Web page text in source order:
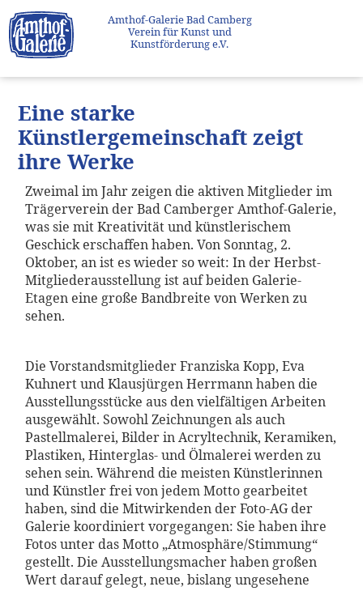
Amthof-Galerie Bad Camberg
Verein für Kunst und
Kunstförderung e.V.
Eine starke
Künstlergemeinschaft zeigt
ihre Werke
Zweimal im Jahr zeigen die aktiven Mitglieder im
Trägerverein der Bad Camberger Amthof-Galerie,
was sie mit Kreativität und künstlerischem
Geschick erschaffen haben. Von Sonntag, 2.
Oktober, an ist es wieder so weit: In der Herbst-
Mitgliederausstellung ist auf beiden Galerie-
Etagen eine große Bandbreite von Werken zu
sehen.
Die Vorstandsmitglieder Franziska Kopp, Eva
Kuhnert und Klausjürgen Herrmann haben die
Ausstellungsstücke aus den vielfältigen Arbeiten
ausgewählt. Sowohl Zeichnungen als auch
Pastellmalerei, Bilder in Acryltechnik, Keramiken,
Plastiken, Hinterglas- und Ölmalerei werden zu
sehen sein. Während die meisten Künstlerinnen
und Künstler frei von jedem Motto gearbeitet
haben, sind die Mitwirkenden der Foto-AG der
Galerie koordiniert vorgegangen: Sie haben ihre
Fotos unter das Motto „Atmosphäre/Stimmung“
gestellt. Die Ausstellungsmacher haben großen
Wert darauf gelegt, neue, bislang ungesehene